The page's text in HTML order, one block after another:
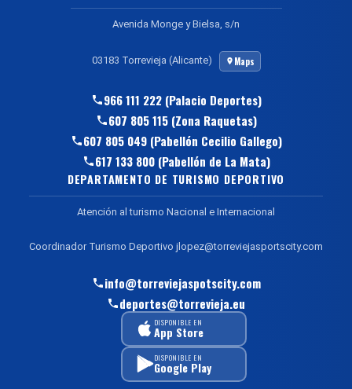
Avenida Monge y Bielsa, s/n
03183 Torrevieja (Alicante) Maps
966 111 222 (Palacio Deportes)
607 805 115 (Zona Raquetas)
607 805 049 (Pabellón Cecilio Gallego)
617 133 800 (Pabellón de La Mata)
DEPARTAMENTO DE TURISMO DEPORTIVO
Atención al turismo Nacional e Internacional
Coordinador Turismo Deportivo jlopez@torreviejasportscity.com
info@torreviejaspotscity.com
deportes@torrevieja.eu
DISPONIBLE EN
App Store
DISPONIBLE EN
Google Play